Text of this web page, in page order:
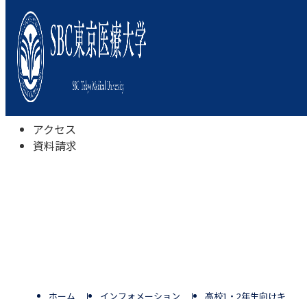
本学について
学びの特色
学部・学科
キャンパスライフ
入試情報
受験相談会
アクセス
資料請求
ホーム インフォメーション 高校1・2年生向けキャ